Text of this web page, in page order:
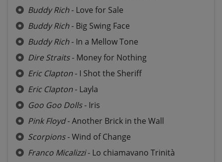
Buddy Rich- Love for Sale
Buddy Rich- Big Swing Face
Buddy Rich- In a Mellow Tone
Dire Straits- Money for Nothing
Eric Clapton- I Shot the Sheriff
Eric Clapton- Layla
Goo Goo Dolls- Iris
Pink Floyd- Another Brick in the Wall
Scorpions- Wind of Change
Franco Micalizzi- Lo chiamavano Trinità